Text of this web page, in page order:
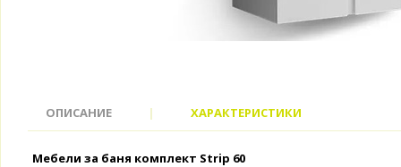
ОПИСАНИЕ | ХАРАКТЕРИСТИКИ
Мебели за баня комплект Strip 60